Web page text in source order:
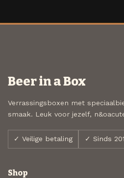
Beer in a Box
Verrassingsboxen met
smaak. Leuk voor jezelf,
✓ Veilige betaling ✓ Sinds
Shop